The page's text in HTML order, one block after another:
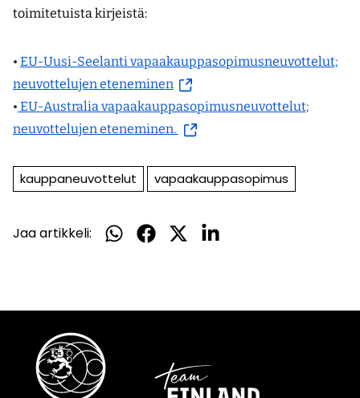
toimitetuista kirjeistä:
• EU-Uusi-Seelanti vapaakauppasopimusneuvottelut;
neuvottelujen eteneminen (siirryt
toiseen
palveluun)
• EU-Australia vapaakauppasopimusneuvottelut;
neuvottelujen eteneminen. (siirryt
palveluun)
kauppaneuvottelut vapaakauppasopimus
Jaa artikkeli:
Jaa
Jaa
Jaa
Jaa